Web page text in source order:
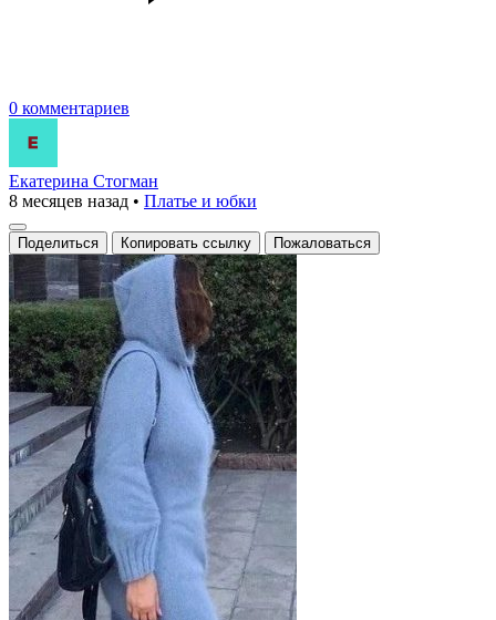
0 комментариев
Екатерина Стогман
8 месяцев назад • Платье и юбки
Поделиться Копировать ссылку Пожаловаться